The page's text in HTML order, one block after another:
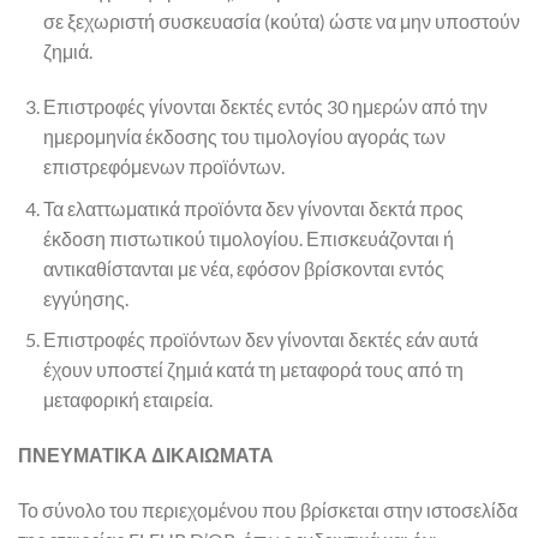
σε ξεχωριστή συσκευασία (κούτα) ώστε να μην υποστούν
ζημιά.
Επιστροφές γίνονται δεκτές εντός 30 ημερών από την
ημερομηνία έκδοσης του τιμολογίου αγοράς των
επιστρεφόμενων προϊόντων.
Τα ελαττωματικά προϊόντα δεν γίνονται δεκτά προς
έκδοση πιστωτικού τιμολογίου. Επισκευάζονται ή
αντικαθίστανται με νέα, εφόσον βρίσκονται εντός
εγγύησης.
Επιστροφές προϊόντων δεν γίνονται δεκτές εάν αυτά
έχουν υποστεί ζημιά κατά τη μεταφορά τους από τη
μεταφορική εταιρεία.
ΠΝΕΥΜΑΤΙΚΑ ΔΙΚΑΙΩΜΑΤΑ
Το σύνολο του περιεχομένου που βρίσκεται στην ιστοσελίδα